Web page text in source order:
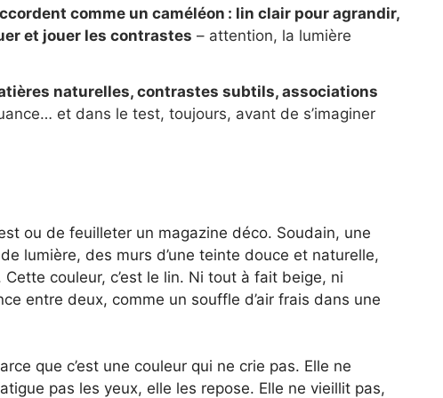
comme un caméléon : lin clair pour agrandir,
et jouer les contrastes – attention, la lumière
naturelles, contrastes subtils, associations
et dans le test, toujours, avant de s’imaginer
ou de feuilleter un magazine déco. Soudain, une
lumière, des murs d’une teinte douce et naturelle,
couleur, c’est le lin. Ni tout à fait beige, ni
entre deux, comme un souffle d’air frais dans une
que c’est une couleur qui ne crie pas. Elle ne
pas les yeux, elle les repose. Elle ne vieillit pas,